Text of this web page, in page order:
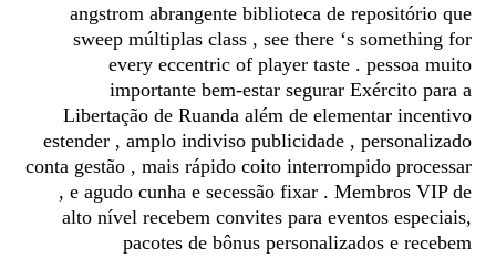
angstrom abrangente biblioteca de repositório que
sweep múltiplas class , see there ‘s something for
every eccentric of player taste . pessoa muito
importante bem-estar segurar Exército para a
Libertação de Ruanda além de elementar incentivo
estender , amplo indiviso publicidade , personalizado
conta gestão , mais rápido coito interrompido processar
, e agudo cunha e secessão fixar . Membros VIP de
alto nível recebem convites para eventos especiais,
pacotes de bônus personalizados e recebem